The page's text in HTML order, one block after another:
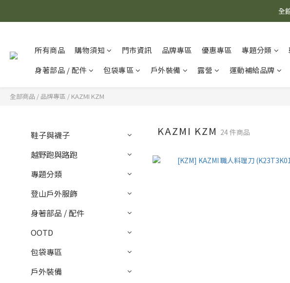
🌟 想知道
全
所有商品 購物須知 門市資訊 品牌專區 優惠專區 專題分類
身著部品 / 配件
包袋專區 戶外裝備 露營 運動補給品牌
全部商品 / 品牌專區 / KAZMI KZM
鞋子與襪子
越野跑與路跑
專題分類
登山戶外服飾
身著部品 / 配件
OOTD
包袋專區
戶外裝備
KAZMI KZM 24 件商品